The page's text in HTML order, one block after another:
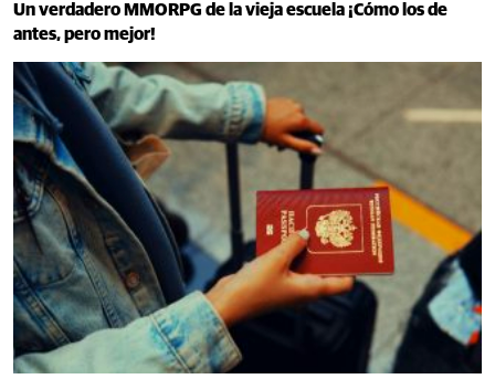
Un verdadero MMORPG de la vieja escuela ¡Cómo los de
antes, pero mejor!